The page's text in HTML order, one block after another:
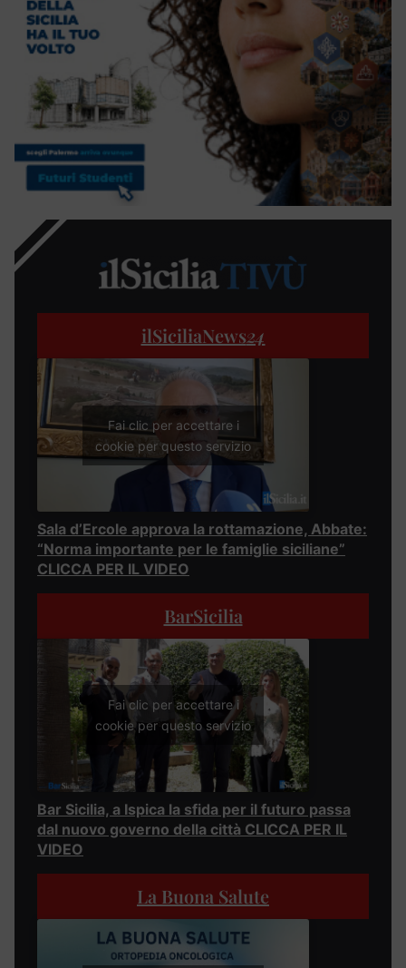
ilSiciliaNews24
Fai clic per accettare i
cookie per questo servizio
Sala d’Ercole approva la rottamazione, Abbate:
“Norma importante per le famiglie siciliane”
CLICCA PER IL VIDEO
BarSicilia
Fai clic per accettare i
cookie per questo servizio
Bar Sicilia, a Ispica la sfida per il futuro passa
dal nuovo governo della città CLICCA PER IL
VIDEO
La Buona Salute